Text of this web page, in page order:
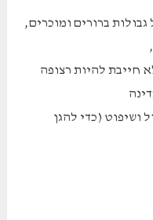
ברורים ומוכרים,
חייבת להיות רצופה
ושיפוט (כדי להגן